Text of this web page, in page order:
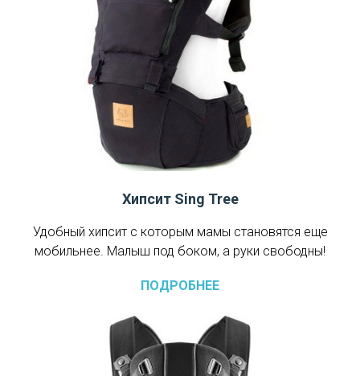
Хипсит Sing Tree
Удобный хипсит с которым мамы становятся еще
мобильнее. Малыш под боком, а руки свободны!
ПОДРОБНЕЕ